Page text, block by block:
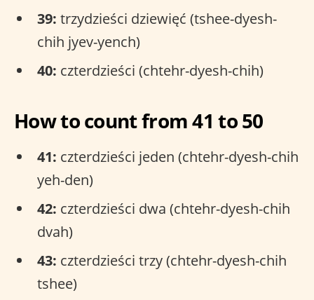
39: trzydzieści dziewięć (tshee-dyesh-
chih jyev-yench)
40: czterdzieści (chtehr-dyesh-chih)
How to count from 41 to 50
41: czterdzieści jeden (chtehr-dyesh-chih
yeh-den)
42: czterdzieści dwa (chtehr-dyesh-chih
dvah)
43: czterdzieści trzy (chtehr-dyesh-chih
tshee)